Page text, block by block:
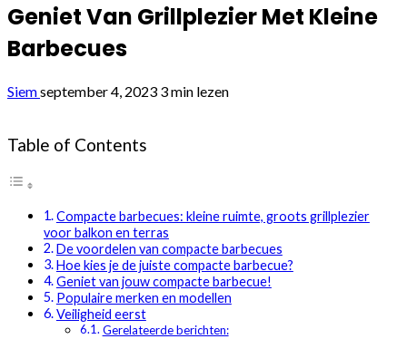
Geniet Van Grillplezier Met Kleine
Barbecues
Siemseptember 4, 2023 3 min lezen
Table of Contents
Compacte barbecues: kleine ruimte, groots grillplezier
voor balkon en terras
De voordelen van compacte barbecues
Hoe kies je de juiste compacte barbecue?
Geniet van jouw compacte barbecue!
Populaire merken en modellen
Veiligheid eerst
Gerelateerde berichten: